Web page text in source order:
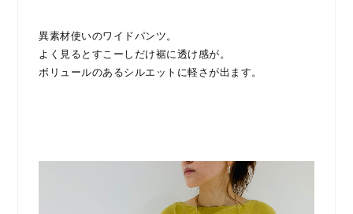
異素材使いのワイドパンツ。
よく見るとすこーしだけ裾に透け感が。
ボリュールのあるシルエットに軽さが出ます。